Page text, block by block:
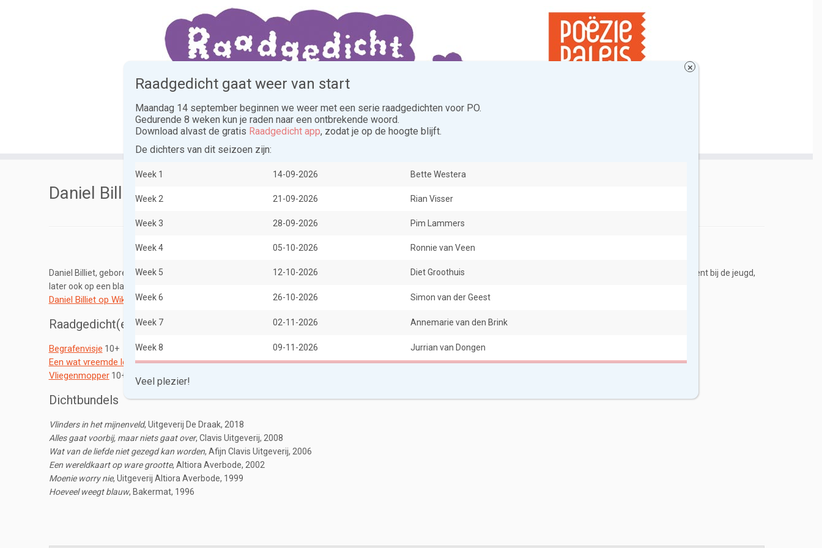
Home App Colofon Dichters Erelijst Info
Daniel Billiet
Daniel Billiet, geboren en getogen in de prachtige middeleeuwse stad Gent (België). Beleefde veel plezier aan scouting, de zee, boeken en reizen. Was een groot sprinttalent bij de jeugd,
later ook op een blad papier. Voelt zich het kiplekkerst als een vis in het water, lezend, te midden een zee van bomen.
Daniel Billiet op Wikipedia
Raadgedicht(en)
Begrafenvisje 10+
Een wat vreemde love story10+
Vliegenmopper10+
Dichtbundels
Vlinders in het mijnenveld, Uitgeverij De Draak, 2018
Alles gaat voorbij, maar niets gaat over, Clavis Uitgeverij, 2008
Wat van de liefde niet gezegd kan worden, Afijn Clavis Uitgeverij, 2006
Een wereldkaart op ware grootte, Altiora Averbode, 2002
Moenie worry nie, Uitgeverij Altiora Averbode, 1999
Hoeveel weegt blauw, Bakermat, 1996
Raadgedicht gaat weer van start
Maandag 14 september beginnen we weer met een serie raadgedichten voor PO.
Gedurende 8 weken kun je raden naar een ontbrekende woord.
Download alvast de gratis Raadgedicht app, zodat je op de hoogte blijft.
De dichters van dit seizoen zijn:
Week 1 14-09-2026 Bette Westera
Week 2 21-09-2026 Rian Visser
Week 3 28-09-2026 Pim Lammers
Week 4 05-10-2026 Ronnie van Veen
Week 5 12-10-2026 Diet Groothuis
Week 6 26-10-2026 Simon van der Geest
Week 7 02-11-2026 Annemarie van den Brink
Week 8 09-11-2026 Jurrian van Dongen
Veel plezier!
×